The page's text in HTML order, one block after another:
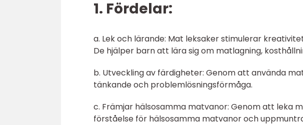
1. Fördelar:
a. Lek och lärande: Mat leksaker stimulerar
De hjälper barn att lära sig om matlagning,
b. Utveckling av färdigheter: Genom att använda
tänkande och problemlösningsförmåga.
c. Främjar hälsosamma matvanor: Genom att leka
förståelse för hälsosamma matvanor och